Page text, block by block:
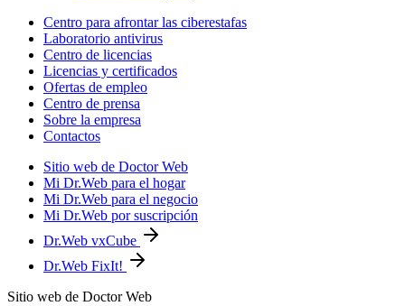
Centro para afrontar las ciberestafas
Laboratorio antivirus
Centro de licencias
Licencias y certificados
Ofertas de empleo
Centro de prensa
Sobre la empresa
Contactos
Sitio web de Doctor Web
Mi Dr.Web para el hogar
Mi Dr.Web para el negocio
Mi Dr.Web por suscripción
Dr.Web vxCube
Dr.Web FixIt!
Sitio web de Doctor Web